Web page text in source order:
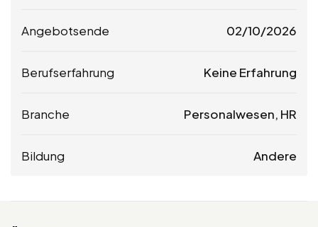
Angebotsende 02/10/2026
Berufserfahrung Keine Erfahrung
Branche Personalwesen, HR
Bildung Andere